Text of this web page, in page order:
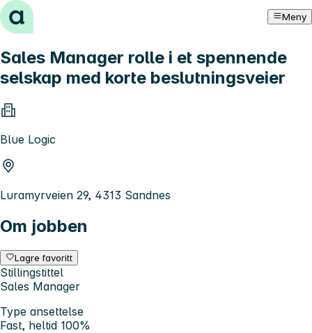
Hopp til innhold Meny
Sales Manager rolle i et spennende
selskap med korte beslutningsveier
Blue Logic
Luramyrveien 29, 4313 Sandnes
Om jobben
Lagre favoritt
Stillingstittel
Sales Manager
Type ansettelse
Fast, heltid 100%